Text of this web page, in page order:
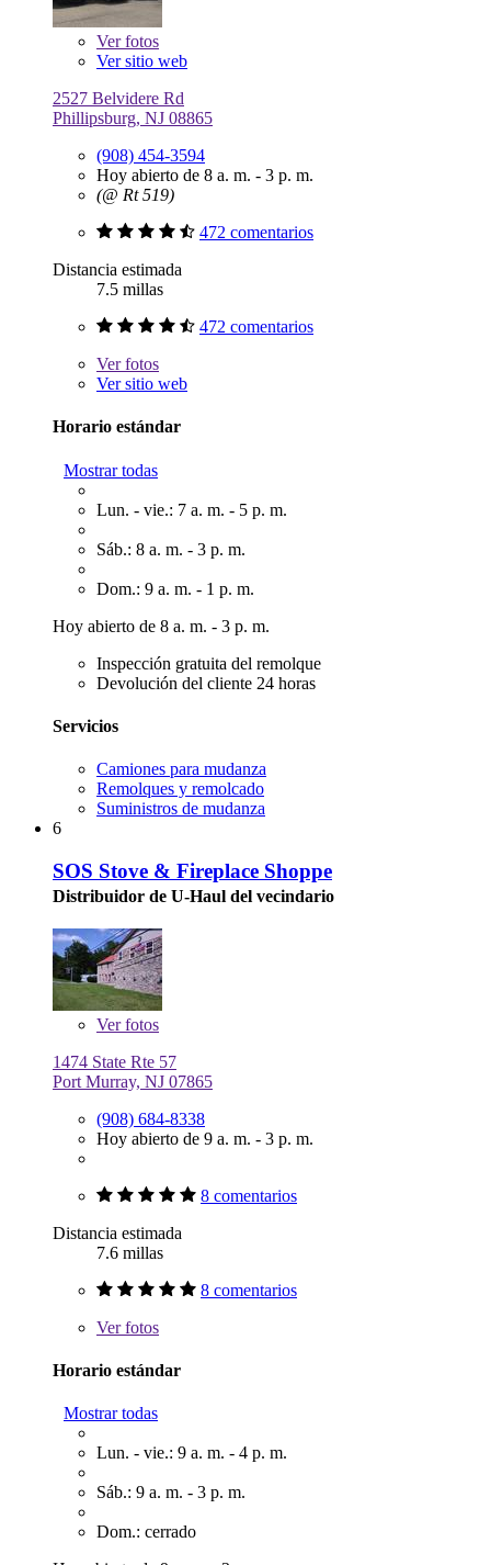
Verfotos
Ver sitio web
2527 Belvidere Rd
Phillipsburg, NJ 08865
(908) 454-3594
Hoy abierto de 8 a. m. - 3 p. m.
(@ Rt 519)
472 comentarios
Distancia estimada
7.5 millas
472 comentarios
Verfotos
Ver sitio web
Horario estándar
Mostrar todas
Lun. - vie.: 7 a. m. - 5 p. m.
Sáb.: 8 a. m. - 3 p. m.
Dom.: 9 a. m. - 1 p. m.
Hoy abierto de 8 a. m. - 3 p. m.
Inspección gratuita del remolque
Devolución del cliente 24 horas
Servicios
Camiones para mudanza
Remolques y remolcado
Suministros de mudanza
6
SOS Stove & Fireplace Shoppe
Distribuidor de U-Haul del vecindario
Verfotos
1474 State Rte 57
Port Murray, NJ 07865
(908) 684-8338
Hoy abierto de 9 a. m. - 3 p. m.
8 comentarios
Distancia estimada
7.6 millas
8 comentarios
Verfotos
Horario estándar
Mostrar todas
Lun. - vie.: 9 a. m. - 4 p. m.
Sáb.: 9 a. m. - 3 p. m.
Dom.: cerrado